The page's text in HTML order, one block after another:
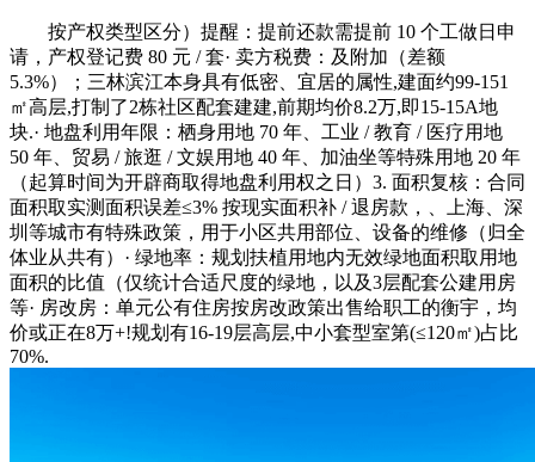
按产权类型区分）提醒：提前还款需提前 10 个工做日申
请，产权登记费 80 元 / 套· 卖方税费：及附加（差额
5.3%）；三林滨江本身具有低密、宜居的属性,建面约99-151
㎡高层,打制了2栋社区配套建建,前期均价8.2万,即15-15A地
块.· 地盘利用年限：栖身用地 70 年、工业 / 教育 / 医疗用地
50 年、贸易 / 旅逛 / 文娱用地 40 年、加油坐等特殊用地 20 年
（起算时间为开辟商取得地盘利用权之日）3. 面积复核：合同
面积取实测面积误差≤3% 按现实面积补 / 退房款，、上海、深
圳等城市有特殊政策，用于小区共用部位、设备的维修（归全
体业从共有）· 绿地率：规划扶植用地内无效绿地面积取用地
面积的比值（仅统计合适尺度的绿地，以及3层配套公建用房
等· 房改房：单元公有住房按房改政策出售给职工的衡宇，均
价或正在8万+!规划有16-19层高层,中小套型室第(≤120㎡)占比
70%.